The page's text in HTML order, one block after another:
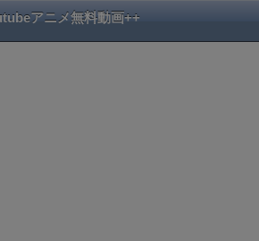
アニメ無料動画++